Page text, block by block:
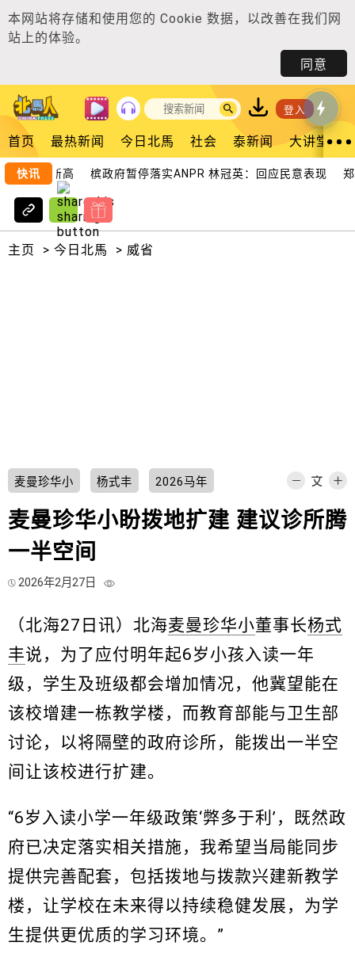
本网站将存储和使用您的 Cookie 数据，以改善在我们网
站上的体验。
同意
登入
首页 最热新闻 今日北馬 社会 泰新闻 大讲堂
快讯
历史新高 槟政府暂停落实ANPR 林冠英：回应民意表现 郑
主页 > 今日北馬 > 威省
麦曼珍华小 杨式丰 2026马年
麦曼珍华小盼拨地扩建 建议诊所腾
一半空间
2026年2月27日
（北海27日讯）北海麦曼珍华小董事长杨式
丰说，为了应付明年起6岁小孩入读一年
级，学生及班级都会增加情况，他冀望能在
该校增建一栋教学楼，而教育部能与卫生部
讨论，以将隔壁的政府诊所，能拨出一半空
间让该校进行扩建。
“6岁入读小学一年级政策‘弊多于利’，既然政
府已决定落实相关措施，我希望当局能同步
提供完善配套，包括拨地与拨款兴建新教学
楼，让学校在未来得以持续稳健发展，为学
生提供更优质的学习环境。”